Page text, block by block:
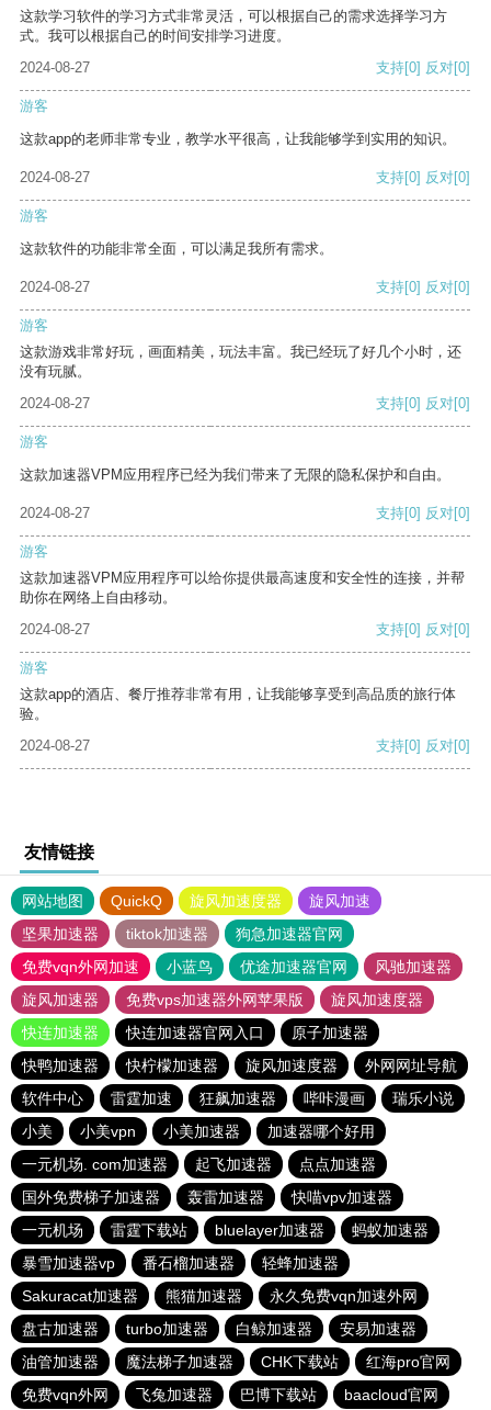
这款学习软件的学习方式非常灵活，可以根据自己的需求选择学习方
式。我可以根据自己的时间安排学习进度。
2024-08-27
支持[0] 反对[0]
游客
这款app的老师非常专业，教学水平很高，让我能够学到实用的知识。
2024-08-27 支持[0] 反对[0]
游客
这款软件的功能非常全面，可以满足我所有需求。
2024-08-27 支持[0] 反对[0]
游客
这款游戏非常好玩，画面精美，玩法丰富。我已经玩了好几个小时，还
没有玩腻。
2024-08-27
支持[0] 反对[0]
游客
这款加速器VPM应用程序已经为我们带来了无限的隐私保护和自由。
2024-08-27 支持[0] 反对[0]
游客
这款加速器VPM应用程序可以给你提供最高速度和安全性的连接，并帮
助你在网络上自由移动。
2024-08-27
支持[0] 反对[0]
游客
这款app的酒店、餐厅推荐非常有用，让我能够享受到高品质的旅行体
验。
2024-08-27
支持[0] 反对[0]
友情链接
网站地图 QuickQ 旋风加速度器
旋风加速
坚果加速器
tiktok加速器
狗急加速器官网
免费vqn外网加速
小蓝鸟 优途加速器官网
风驰加速器
旋风加速器
免费vps加速器外网苹果版
旋风加速度器
快连加速器
快连加速器官网入口
原子加速器
快鸭加速器
快柠檬加速器 旋风加速度器
外网网址导航
软件中心
雷霆加速 狂飙加速器 哔咔漫画
瑞乐小说
小美
小美vpn 小美加速器
加速器哪个好用
一元机场. com加速器
起飞加速器
点点加速器
国外免费梯子加速器
轰雷加速器
快喵vpv加速器
一元机场
雷霆下载站 bluelayer加速器
蚂蚁加速器
暴雪加速器vp
番石榴加速器
轻蜂加速器
Sakuracat加速器
熊猫加速器
永久免费vqn加速外网
盘古加速器
turbo加速器 白鲸加速器
安易加速器
油管加速器
魔法梯子加速器 CHK下载站
红海pro官网
免费vqn外网
飞兔加速器 巴博下载站 baacloud官网